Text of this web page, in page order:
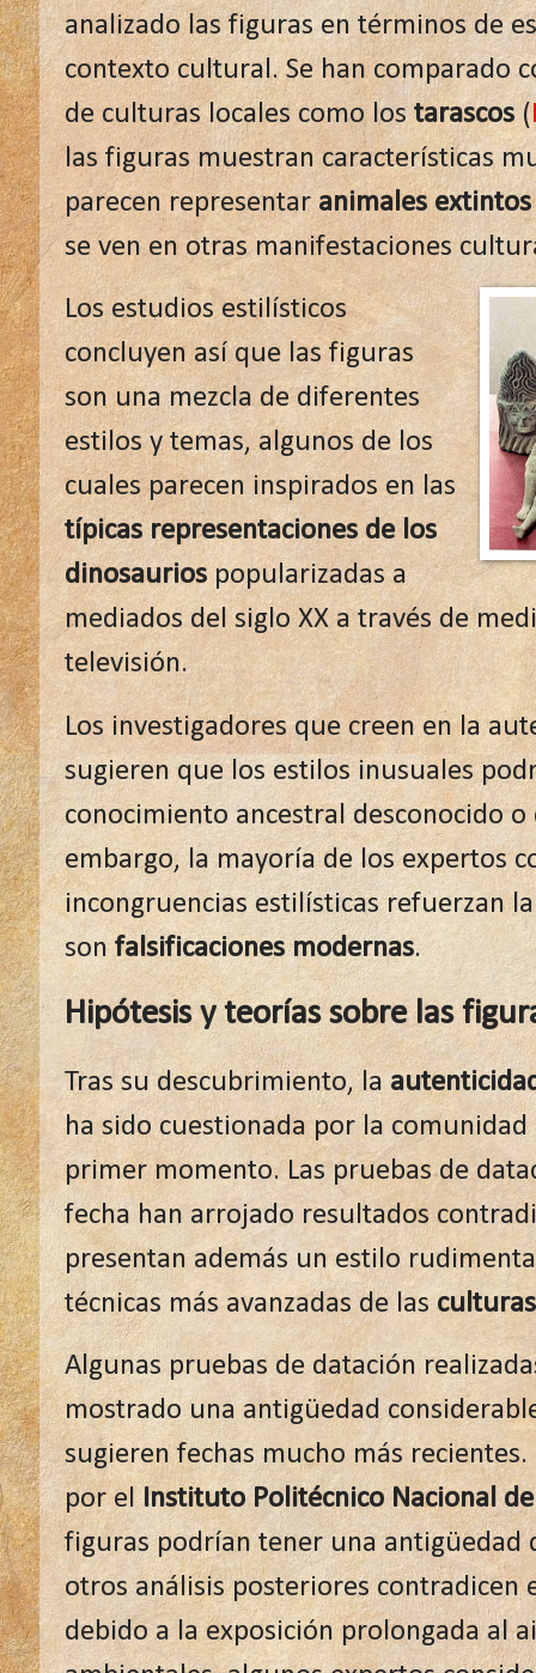
analizado las figuras en términos de
contexto cultural. Se han comparado
de culturas locales como los tarascos(
las figuras muestran características
parecen representaranimales
se ven en otras manifestaciones
Los estudios estilísticos
concluyen así que las figuras
son una mezcla de diferentes
estilos y temas, algunos de los
cuales parecen inspirados en las
típicas representaciones de los
dinosauriospopularizadas a
mediados del siglo XX a través de
televisión.
Los investigadores que creen en la
sugieren que los estilos inusuales
conocimiento ancestral desconocido
embargo, la mayoría de los expertos
incongruencias estilísticas refuerzan
sonfalsificaciones modernas.
Hipótesis y teorías sobre las
Tras su descubrimiento, la
ha sido cuestionada por la
primer momento. Las pruebas de
fecha han arrojado resultados
presentan además un estilo
técnicas más avanzadas de las
Algunas pruebas de datación
mostrado una antigüedad
sugieren fechas mucho más
por elInstituto Politécnico Nacional
figuras podrían tener una antigüedad
otros análisis posteriores contradicen
debido a la exposición prolongada al